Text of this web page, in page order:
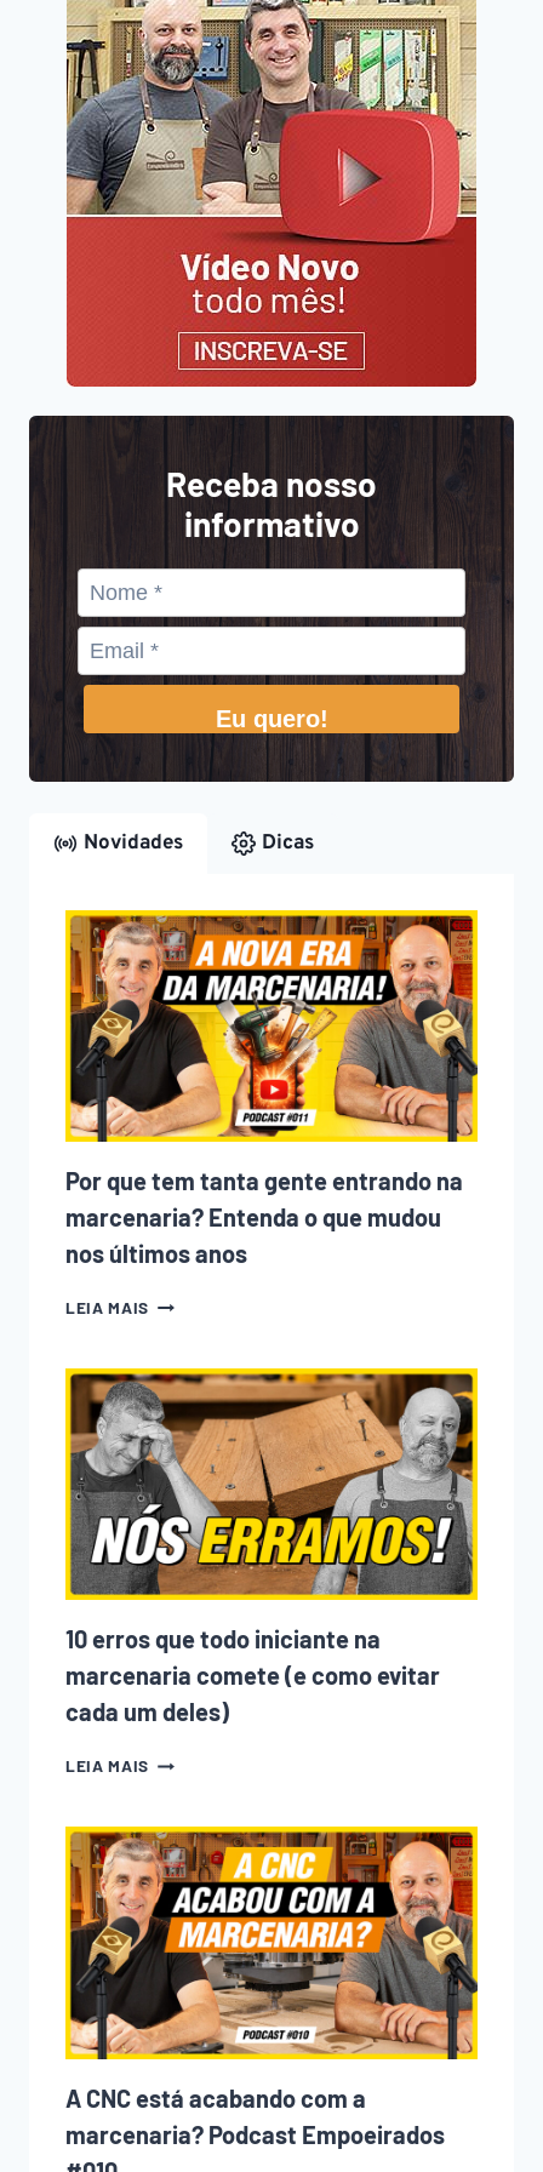
Receba nosso
informativo
Eu quero!
Novidades Dicas
Por que tem tanta gente entrando na
marcenaria? Entenda o que mudou
nos últimos anos
LEIA MAIS POR
TANTA
GENTE
ENTRANDO
NA
MARCENARIA?
ENTENDA
O
QUE
MUDOU
NOS
ÚLTIMOS
10 erros que todo iniciante na
marcenaria comete (e como evitar
cada um deles)
LEIA MAIS 10
TODO
INICIANTE
NA
MARCENARIA
COMETE
(E
COMO
EVITAR
CADA
UM
DELES)
A CNC está acabando com a
marcenaria? Podcast Empoeirados